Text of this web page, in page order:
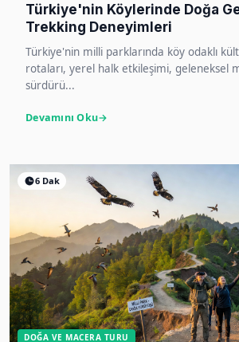
Türkiye'nin Köylerinde Doğa
Trekking Deneyimleri
Türkiye'nin milli parklarında köy odaklı
rotaları, yerel halk etkileşimi, geleneksel
sürdürü...
Devamını Oku
6 Dak
DOĞA VE MACERA TURU